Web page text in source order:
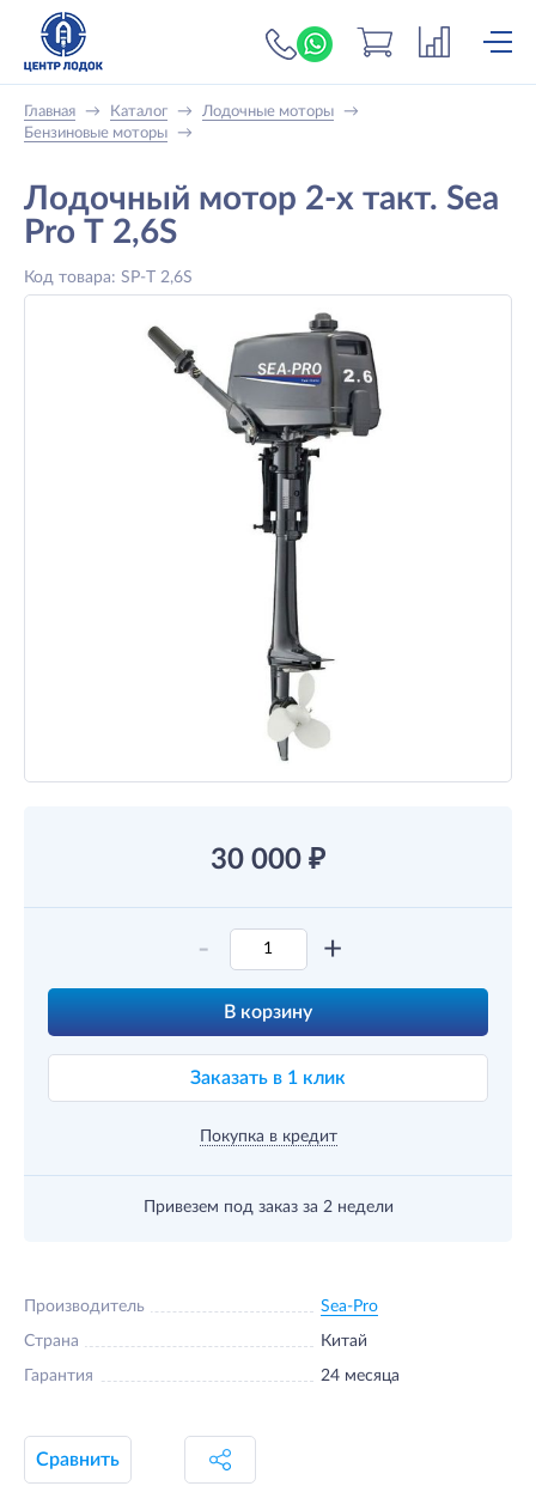
+7 (919) 698-56-
Главная → Каталог → Лодочные моторы
→
Бензиновые моторы
→
Лодочный мотор 2-x такт. Sea
Pro Т 2,6S
Код товара: SP-Т 2,6S
30 000 ₽
- +
В корзину
Заказать в 1 клик
Покупка в кредит
Привезем под заказ за 2 недели
Производитель Sea-Pro
Страна Китай
Гарантия 24 месяца
Сравнить